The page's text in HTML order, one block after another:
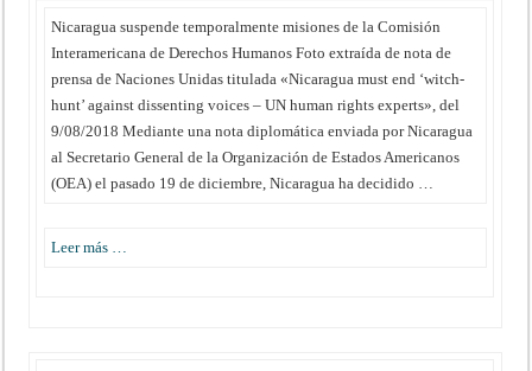
Nicaragua suspende temporalmente misiones de la Comisión
Interamericana de Derechos Humanos Foto extraída de nota de
prensa de Naciones Unidas titulada «Nicaragua must end ‘witch-
hunt’ against dissenting voices – UN human rights experts», del
9/08/2018 Mediante una nota diplomática enviada por Nicaragua
al Secretario General de la Organización de Estados Americanos
(OEA) el pasado 19 de diciembre, Nicaragua ha decidido …
Leer más …